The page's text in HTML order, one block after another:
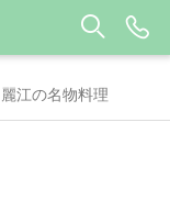
麗江の名物料理